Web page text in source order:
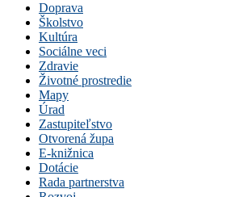
Doprava
Školstvo
Kultúra
Sociálne veci
Zdravie
Životné prostredie
Mapy
Úrad
Zastupiteľstvo
Otvorená župa
E-knižnica
Dotácie
Rada partnerstva